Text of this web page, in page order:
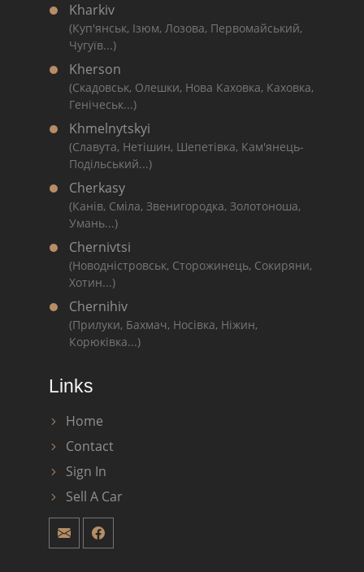
Kharkiv
(Куп'янськ, Ізюм, Лозова, Первомайський,
Чугуїв...)
Kherson
(Скадовськ, Олешки, Нова Каховка, Каховка,
Генічеськ...)
Khmelnytskyi
(Славута, Нетішин, Шепетівка, Кам'янець-
Подільський...)
Cherkasy
(Канів, Сміла, Звенигородка, Золотоноша,
Умань...)
Chernivtsi
(Новодністровськ, Сторожинець, Сокиряни,
Хотин...)
Chernihiv
(Прилуки, Бахмач, Носівка, Ніжин,
Корюківка...)
Links
Home
Contact
Sign In
Sell A Car